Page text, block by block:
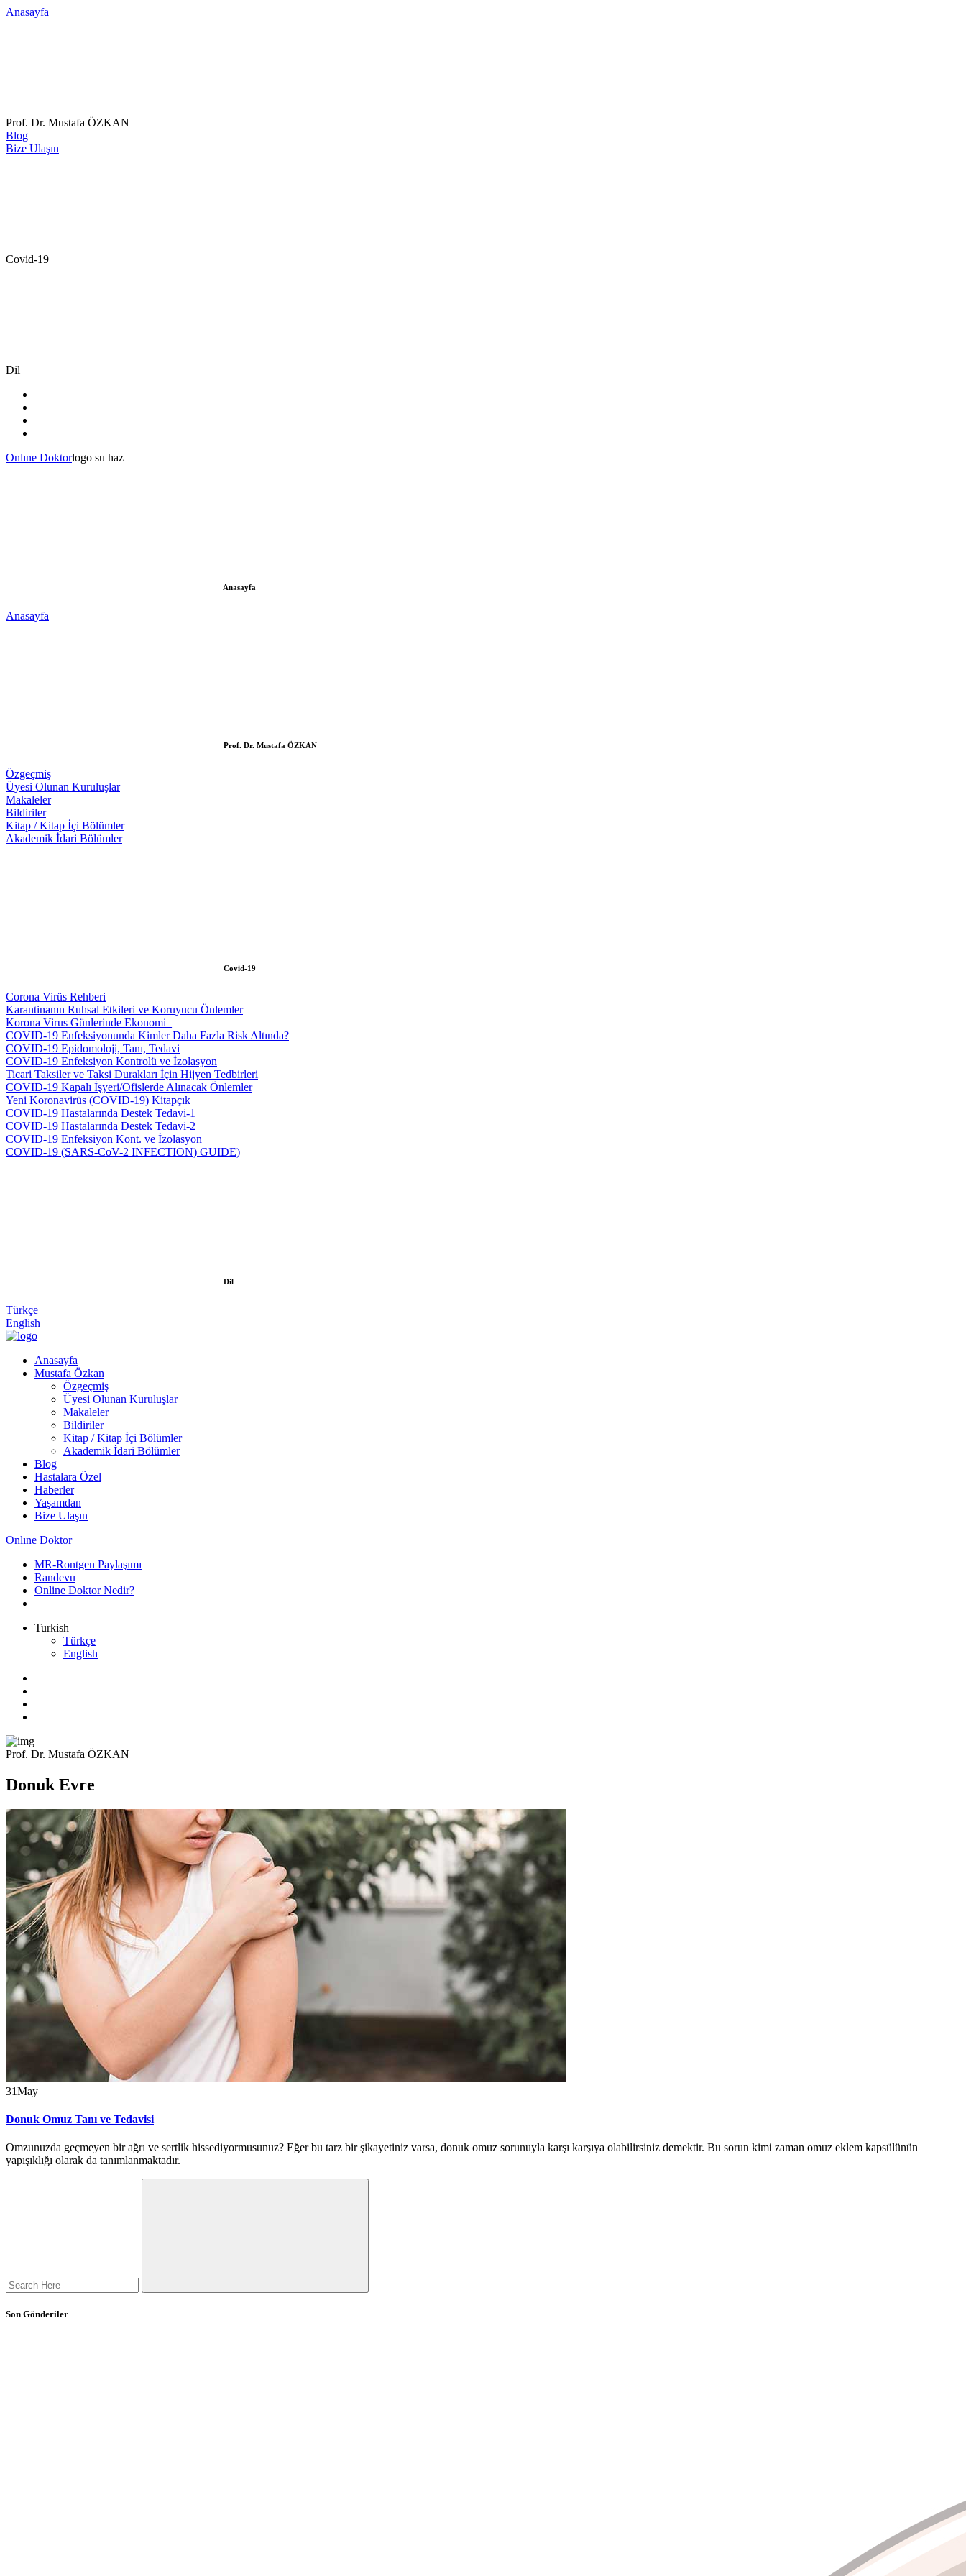
Anasayfa
Prof. Dr. Mustafa ÖZKAN
Blog
Bize Ulaşın
Covid-19
Dil
Onlıne Doktorlogo su haz
Anasayfa
Anasayfa
Prof. Dr. Mustafa ÖZKAN
Özgeçmiş
Üyesi Olunan Kuruluşlar
Makaleler
Bildiriler
Kitap / Kitap İçi Bölümler
Akademik İdari Bölümler
Covid-19
Corona Virüs Rehberi
Karantinanın Ruhsal Etkileri ve Koruyucu Önlemler
Korona Virus Günlerinde Ekonomi_
COVID-19 Enfeksiyonunda Kimler Daha Fazla Risk Altında?
COVID-19 Epidomoloji, Tanı, Tedavi
COVID-19 Enfeksiyon Kontrolü ve İzolasyon
Ticari Taksiler ve Taksi Durakları İçin Hijyen Tedbirleri
COVID-19 Kapalı İşyeri/Ofislerde Alınacak Önlemler
Yeni Koronavirüs (COVID-19) Kitapçık
COVID-19 Hastalarında Destek Tedavi-1
COVID-19 Hastalarında Destek Tedavi-2
COVID-19 Enfeksiyon Kont. ve İzolasyon
COVID-19 (SARS-CoV-2 INFECTION) GUIDE)
Dil
Türkçe
English
Anasayfa
Mustafa Özkan
Özgeçmiş
Üyesi Olunan Kuruluşlar
Makaleler
Bildiriler
Kitap / Kitap İçi Bölümler
Akademik İdari Bölümler
Blog
Hastalara Özel
Haberler
Yaşamdan
Bize Ulaşın
Onlıne Doktor
MR-Rontgen Paylaşımı
Randevu
Online Doktor Nedir?
Turkish
Türkçe
English
Prof. Dr. Mustafa ÖZKAN
Donuk Evre
31May
Donuk Omuz Tanı ve Tedavisi
Omzunuzda geçmeyen bir ağrı ve sertlik hissediyormusunuz? Eğer bu tarz bir şikayetiniz varsa, donuk omuz sorunuyla karşı karşıya olabilirsiniz demektir. Bu sorun kimi zaman omuz eklem kapsülünün
yapışıklığı olarak da tanımlanmaktadır.
Son Gönderiler